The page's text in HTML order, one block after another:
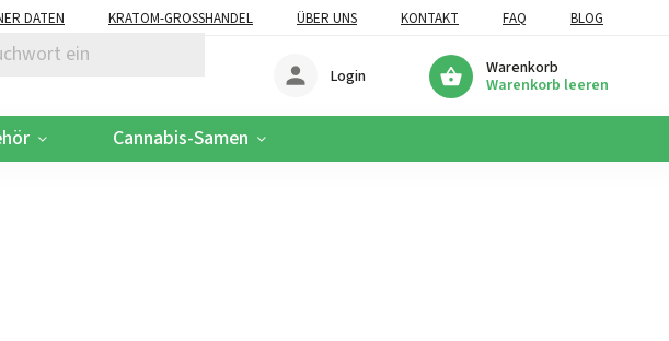
DATEN KRATOM-GROSSHANDEL ÜBER UNS KONTAKT FAQ BLOG
Warenkorb
Warenkorb leeren
Login
Cannabis-Samen